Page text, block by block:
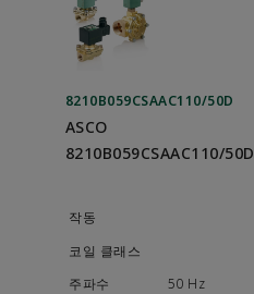
8210B059CSAAC110/50D
ASCO
8210B059CSAAC110/50D
50 Hz